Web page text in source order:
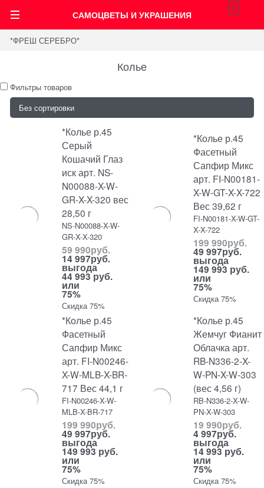
САМОЦВЕТЫ И УКРАШЕНИЯ
0
*ФРЕШ СЕРЕБРО*
Колье
Фильтры товаров
*Колье р.45
Серый
Кошачий Глаз
иск арт. NS-
N00088-X-W-
GR-X-X-320 вес
28,50 г
NS-N00088-X-W-
GR-X-X-320
59 990руб.
14 997руб.
выгода
44 993 руб.
или
75%
Скидка 75%
*Колье р.45
Фасетный
Сапфир Микс
арт. FI-N00181-
X-W-GT-X-X-722
Вес 39,62 г
FI-N00181-X-W-GT-
X-X-722
199 990руб.
49 997руб.
выгода
149 993 руб.
или
75%
Скидка 75%
*Колье р.45
Фасетный
Сапфир Микс
арт. FI-N00246-
X-W-MLB-X-BR-
717 Вес 44,1 г
FI-N00246-X-W-
MLB-X-BR-717
199 990руб.
49 997руб.
выгода
149 993 руб.
или
75%
Скидка 75%
*Колье р.45
Жемчуг Фианит
Облачка арт.
RB-N336-2-X-
W-PN-X-W-303
(вес 4,56 г)
RB-N336-2-X-W-
PN-X-W-303
19 990руб.
4 997руб.
выгода
14 993 руб.
или
75%
Скидка 75%